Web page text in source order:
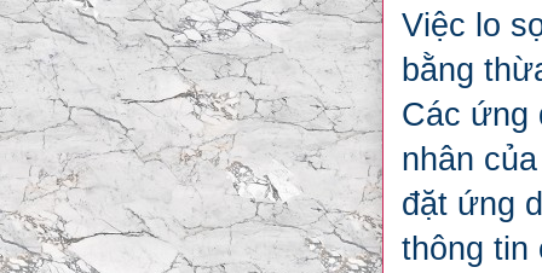
Việc lo
bằng
Các ứng
nhân
đặt ứng
thông tin